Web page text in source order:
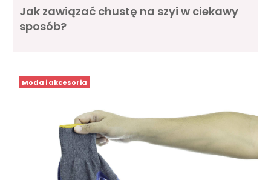
Jak zawiązać chustę na szyi w ciekawy
sposób?
Moda i akcesoria